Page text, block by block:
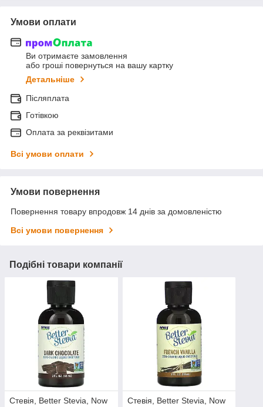
Умови оплати
Ви отримаєте замовлення
або гроші повернуться на вашу картку
Детальніше
Післяплата
Готівкою
Оплата за реквізитами
Всі умови оплати
Умови повернення
Повернення товару впродовж 14 днів за домовленістю
Всі умови повернення
Подібні товари компанії
Стевія, Better Stevia, Now
Стевія, Better Stevia, Now